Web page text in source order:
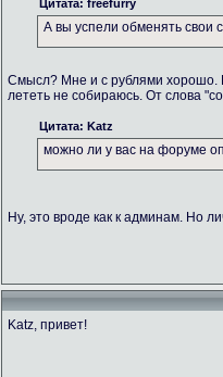
Цитата: freefurry
А вы успели обменять свои
Смысл? Мне и с рублями хорошо.
лететь не собираюсь. От слова
Цитата: Katz
можно ли у вас на форуме
Ну, это вроде как к админам. Но
Katz, привет!